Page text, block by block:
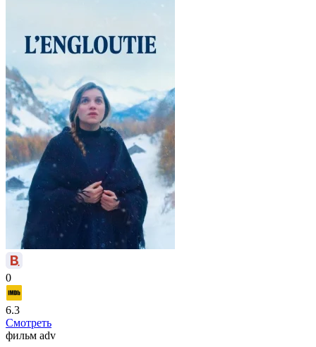
0
6.3
Смотреть
фильм adv